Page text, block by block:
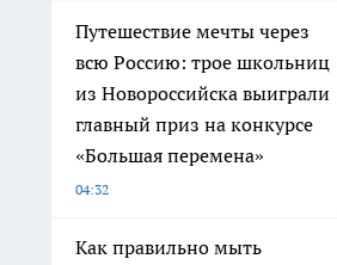
Путешествие мечты через
всю Россию: трое школьниц
из Новороссийска выиграли
главный приз на конкурсе
«Большая перемена»
04:32
Как правильно мыть